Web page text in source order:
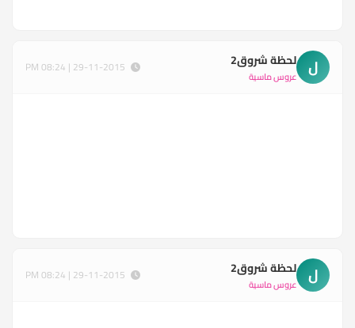
ل لحظة شروق2
عروس ماسية
ل لحظة شروق2
عروس ماسية